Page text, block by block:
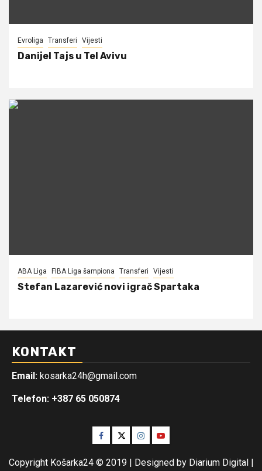
Evroliga Transferi Vijesti
Danijel Tajs u Tel Avivu
ABA Liga FIBA Liga šampiona Transferi Vijesti
Stefan Lazarević novi igrač Spartaka
KONTAKT
Email: kosarka24h@gmail.com
Telefon: +387 65 050874
Facebook
TwitterInstagram
Youtube
Copyright Košarka24 © 2019 | Designed by Diarium Digital |